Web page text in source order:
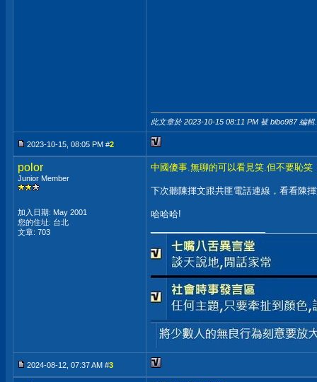
此文章於 2023-10-15 08:11 PM 被 bibo987 編輯.
2023-10-15, 08:05 PM #2
polor
Junior Member
加入日期: May 2001
您的住址: 台北
文章: 703
中國傻事.無聊的可以看見笑.但不要恥笑
下次聽陳揮文跟共匪電話連線，看看陳
哈哈哈!
2024-08-12, 07:37 AM #3